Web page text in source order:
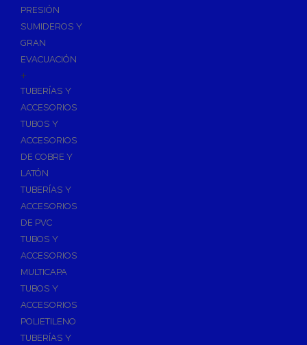
PRESIÓN
SUMIDEROS Y
GRAN
EVACUACIÓN
+
TUBERÍAS Y
ACCESORIOS
TUBOS Y
ACCESORIOS
DE COBRE Y
LATÓN
TUBERÍAS Y
ACCESORIOS
DE PVC
TUBOS Y
ACCESORIOS
MULTICAPA
TUBOS Y
ACCESORIOS
POLIETILENO
TUBERÍAS Y